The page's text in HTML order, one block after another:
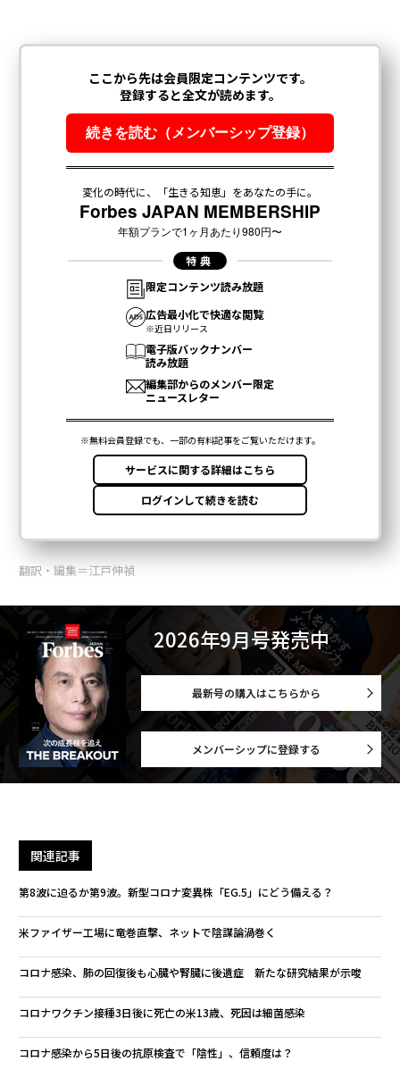
翻訳・編集＝江戸伸禎
2026年9月号発売中
最新号の購入はこちらから
メンバーシップに登録する
関連記事
第8波に迫るか第9波。新型コロナ変異株「EG.5」にどう備える？
米ファイザー工場に竜巻直撃、ネットで陰謀論渦巻く
コロナ感染、肺の回復後も心臓や腎臓に後遺症 新たな研究結果が示唆
コロナワクチン接種3日後に死亡の米13歳、死因は細菌感染
コロナ感染から5日後の抗原検査で「陰性」、信頼度は？